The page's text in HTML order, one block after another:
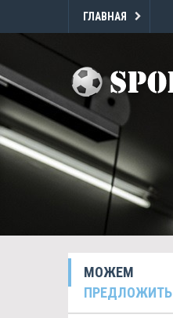
ГЛАВНАЯ
МОЖЕМ
ПРЕДЛОЖИТЬ